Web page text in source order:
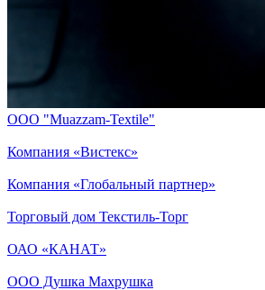
ООО "Muazzam-Textile"
Компания «Вистекс»
Компания «Глобальный партнер»
Торговый дом Текстиль-Торг
ОАО «КАНАТ»
ООО Душка Махрушка